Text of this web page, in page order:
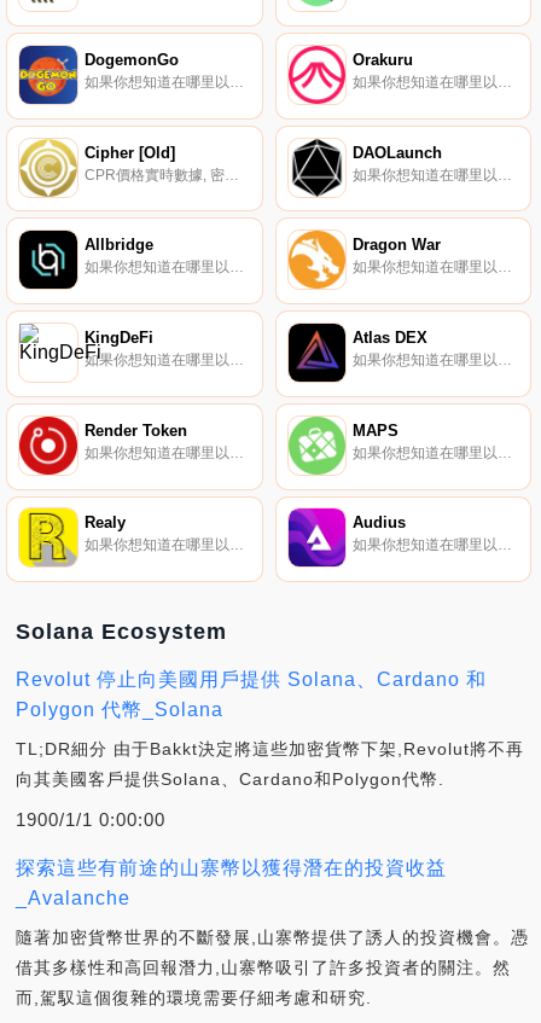
DogemonGo
如果你想知道在哪里以當前價格購買DogemonGo,目前交易{DogemonGo]股票的頂級加密貨幣交易所是拉托肯。您可以在我們的加密貨幣交易所頁面上找到其他列表。要了解有關此項目的更多信息,請查看我們對DogemonGo的深入了解.
Orakuru
如果你想知道在哪里以當前價格購買Orakuru,目前交易{Orakuru]股票的頂級加密貨幣交易所是DODO（BSC）。您可以在我們的加密貨幣交易所頁面上找到其他列表。HaORKtat正在利用第二層基礎設施擴展以太坊上的DAO解決方案.
Cipher [Old]
CPR價格實時數據, 密碼（CPR）是一種實用令牌。該項目于2018年4月9日開工。該團隊總部設在印度、英國和新西蘭。它旨在創造透明度、問責制和安全的商業。所有用戶/客戶/投資者/交易員都可以參與該項目。密碼是一種數字資產,代表公司的部分所有權。這類似于擁有公司的股份.
DAOLaunch
Allbridge
如果你想知道在哪里以當前價格購買Allbridge,目前交易{Allbridge]股票的頂級加密貨幣交易所是PancakeSwap（V2）、Jupiter、Orca、Raydium和ApeSwap（Polygon）。您可以在我們的加密貨幣交易所頁面上找到其他列表.
Dragon War
如果你想知道在哪里以當前價格購買Dragon War,目前交易{Dragon War]股票的頂級加密貨幣交易所是MEXC和Raydium。您可以在我們的加密貨幣交易所頁面上找到其他列表.
KingDeFi
如果你想知道在哪里以當前價格購買KingDeFi,目前交易{KingDeFi]股票的頂級加密貨幣交易所是PancakeSwap（V2）。您可以在我們的加密貨幣交易所頁面上找到其他列表.
Atlas DEX
如果你想知道在哪里以當前價格購買Atlas DEX,目前交易{Atlas DEX]股票的頂級加密貨幣交易所是DigiFinex、Gate.io、HuoATS和Jupiter。您可以在我們的加密貨幣交易所頁面上找到其他列表。要了解更多關于這個項目的信息,請查看我們對Atlas DEX的深入了解.
Render Token MAPS
Realy
如果你想知道在哪里以當前價格購買Realy,目前交易{Realy]股票的頂級加密貨幣交易所是ByREALt、CoinTiger、DigiFinex、MEXC和CoinEx。您可以在我們的加密貨幣交易所頁面上找到其他列表。Realy是一個去中心化的NFT市場,面向街頭文化和新奢侈品.
Audius
如果你想知道在哪里以當前價格購買Audius,目前交易{Audius]股票的頂級加密貨幣交易所是Binance、Bitrue、CoinW、ByAUDIOt和Bitget。您可以在我們的加密貨幣交易所頁面上找到其他列表.
Solana Ecosystem
Revolut 停止向美國用戶提供 Solana、Cardano 和
Polygon 代幣_Solana
TL;DR細分 由于Bakkt決定將這些加密貨幣下架,Revolut將不再
向其美國客戶提供Solana、Cardano和Polygon代幣.
1900/1/1 0:00:00
探索這些有前途的山寨幣以獲得潛在的投資收益
_Avalanche
隨著加密貨幣世界的不斷發展,山寨幣提供了誘人的投資機會。憑
借其多樣性和高回報潛力,山寨幣吸引了許多投資者的關注。然
而,駕馭這個復雜的環境需要仔細考慮和研究.